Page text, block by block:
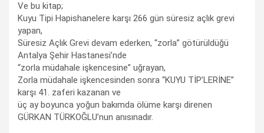
Ve bu kitap;
Kuyu Tipi Hapishanelere karşı 266 gün süresiz açlık grevi
yapan,
Süresiz Açlık Grevi devam ederken, “zorla” götürüldüğü
Antalya Şehir Hastanesi’nde
“zorla müdahale işkencesine” uğrayan,
Zorla müdahale işkencesinden sonra “KUYU TİP’LERİNE”
karşı 41. zaferi kazanan ve
üç ay boyunca yoğun bakımda ölüme karşı direnen
GÜRKAN TÜRKOĞLU’nun anısınadır.